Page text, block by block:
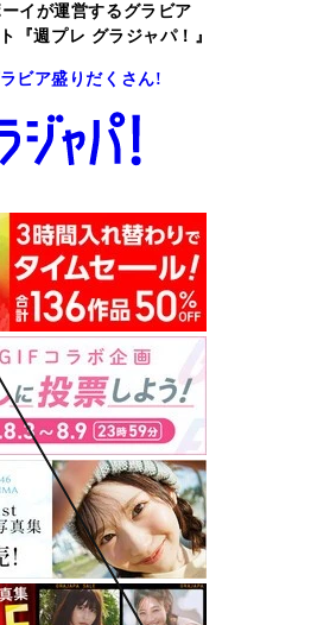
イが運営するグラビア
『週プレ グラジャパ！』
ビア盛りだくさん!